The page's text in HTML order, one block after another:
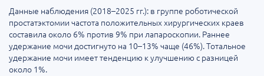
Данные наблюдения (2018–2025 гг.): в группе роботической
простатэктомии частота положительных хирургических краев
составила около 6% против 9% при лапароскопии. Раннее
удержание мочи достигнуто на 10–13% чаще (46%). Тотальное
удержание мочи имеет тенденцию к улучшению с разницей
около 1%.